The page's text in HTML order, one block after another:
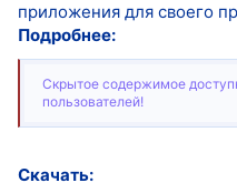
приложения для своего
Подробнее:
Скрытое содержимое
пользователей!
Скачать: